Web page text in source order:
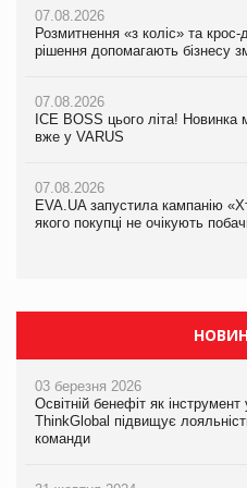
07.08.2026
Розмитнення «з коліс» та крос-
рішення допомагають бізнесу
07.08.2026
ICE BOSS цього літа! Новинка
вже у VARUS
07.08.2026
EVA.UA запустила кампанію
якого покупці не очікують
07.08.2026
Розмитнення «з коліс» та крос-
рішення допомагають бізнесу
07.08.2026
ICE BOSS цього літа! Новинка
вже у VARUS
07.08.2026
EVA.UA запустила кампанію
якого покупці не очікують
07.08.2026
Kraft Heinz скоротила збиток у
Продажі Hugo Boss впали на 9%
03 березня 2026
Освітній бенефіт як
ThinkGlobal підвищує
команди